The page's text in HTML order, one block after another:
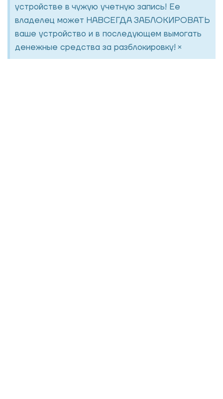
устройстве в чужую учетную запись! Ее
владелец может НАВСЕГДА ЗАБЛОКИРОВАТЬ
ваше устройство и в последующем вымогать
денежные средства за разблокировку! ×